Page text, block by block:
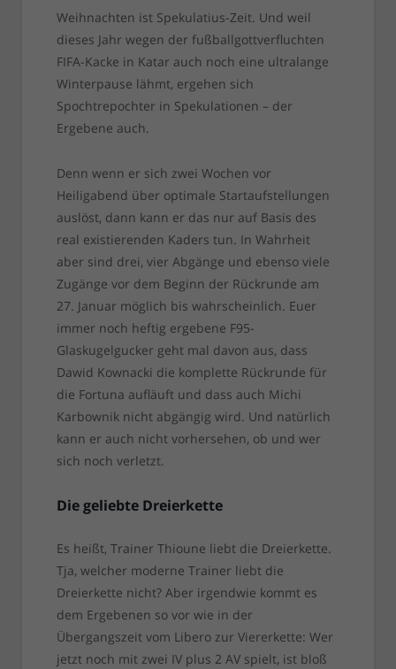
Weihnachten ist Spekulatius-Zeit. Und weil
dieses Jahr wegen der fußballgottverfluchten
FIFA-Kacke in Katar auch noch eine ultralange
Winterpause lähmt, ergehen sich
Spochtrepochter in Spekulationen – der
Ergebene auch.
Denn wenn er sich zwei Wochen vor
Heiligabend über optimale Startaufstellungen
auslöst, dann kann er das nur auf Basis des
real existierenden Kaders tun. In Wahrheit
aber sind drei, vier Abgänge und ebenso viele
Zugänge vor dem Beginn der Rückrunde am
27. Januar möglich bis wahrscheinlich. Euer
immer noch heftig ergebene F95-
Glaskugelgucker geht mal davon aus, dass
Dawid Kownacki die komplette Rückrunde für
die Fortuna aufläuft und dass auch Michi
Karbownik nicht abgängig wird. Und natürlich
kann er auch nicht vorhersehen, ob und wer
sich noch verletzt.
Die geliebte Dreierkette
Es heißt, Trainer Thioune liebt die Dreierkette.
Tja, welcher moderne Trainer liebt die
Dreierkette nicht? Aber irgendwie kommt es
dem Ergebenen so vor wie in der
Übergangszeit vom Libero zur Viererkette: Wer
jetzt noch mit zwei IV plus 2 AV spielt, ist bloß